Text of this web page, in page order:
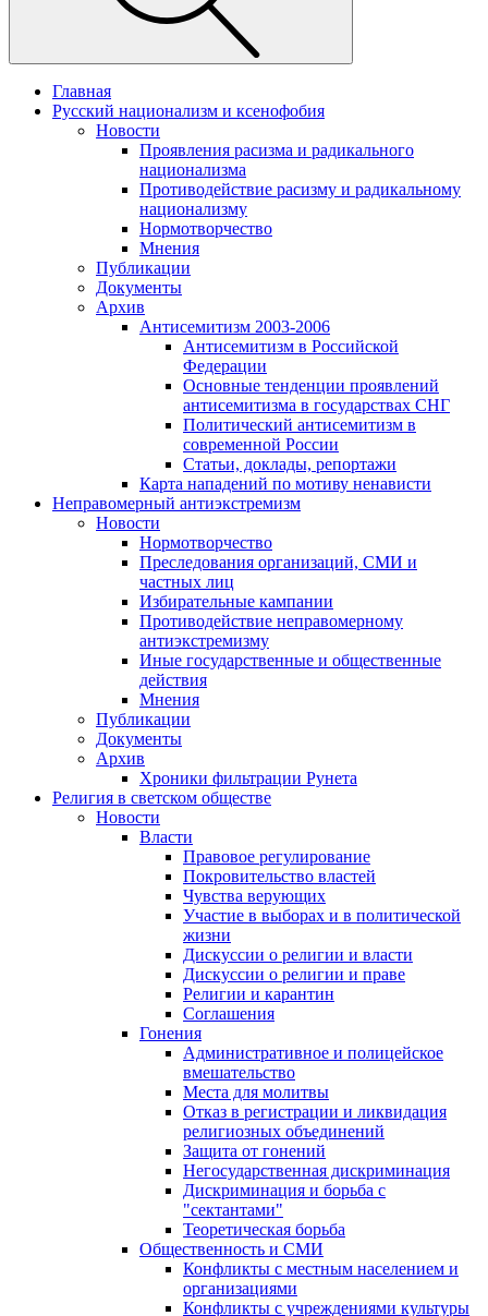
Главная
Русский национализм и ксенофобия
Новости
Проявления расизма и радикального
национализма
Противодействие расизму и радикальному
национализму
Нормотворчество
Мнения
Публикации
Документы
Архив
Антисемитизм 2003-2006
Антисемитизм в Российской
Федерации
Основные тенденции проявлений
антисемитизма в государствах СНГ
Политический антисемитизм в
современной России
Статьи, доклады, репортажи
Карта нападений по мотиву ненависти
Неправомерный антиэкстремизм
Новости
Нормотворчество
Преследования организаций, СМИ и
частных лиц
Избирательные кампании
Противодействие неправомерному
антиэкстремизму
Иные государственные и общественные
действия
Мнения
Публикации
Документы
Архив
Хроники фильтрации Рунета
Религия в светском обществе
Новости
Власти
Правовое регулирование
Покровительство властей
Чувства верующих
Участие в выборах и в политической
жизни
Дискуссии о религии и власти
Дискуссии о религии и праве
Религии и карантин
Соглашения
Гонения
Административное и полицейское
вмешательство
Места для молитвы
Отказ в регистрации и ликвидация
религиозных объединений
Защита от гонений
Негосударственная дискриминация
Дискриминация и борьба с
"сектантами"
Теоретическая борьба
Общественность и СМИ
Конфликты с местным населением и
организациями
Конфликты с учреждениями культуры